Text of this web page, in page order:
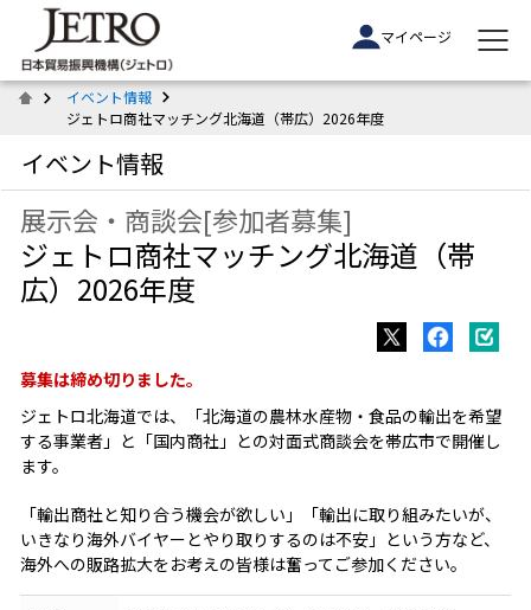
マイページ
イベント情報
ジェトロ商社マッチング北海道（帯広）2026年度
イベント情報
展示会・商談会[参加者募集]
ジェトロ商社マッチング北海道（帯
広）2026年度
募集は締め切りました。
ジェトロ北海道では、「北海道の農林水産物・食品の輸出を希望
する事業者」と「国内商社」との対面式商談会を帯広市で開催し
ます。
「輸出商社と知り合う機会が欲しい」「輸出に取り組みたいが、
いきなり海外バイヤーとやり取りするのは不安」という方など、
海外への販路拡大をお考えの皆様は奮ってご参加ください。